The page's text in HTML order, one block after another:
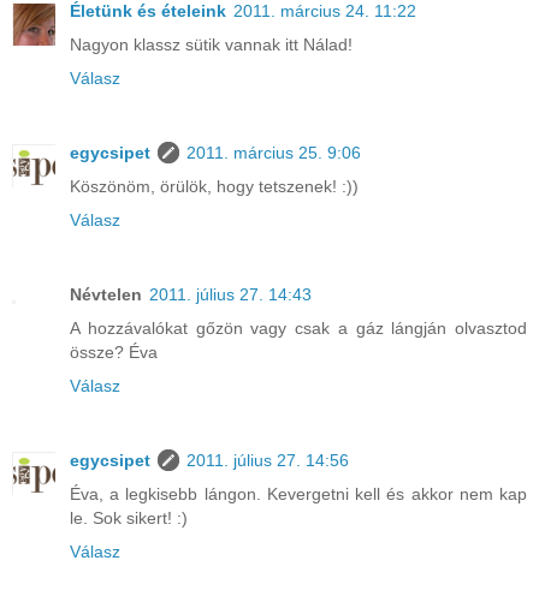
Életünk és ételeink 2011. március 24. 11:22
Nagyon klassz sütik vannak itt Nálad!
Válasz
egycsipet
2011. március 25. 9:06
Köszönöm, örülök, hogy tetszenek! :))
Válasz
Névtelen 2011. július 27. 14:43
A hozzávalókat gőzön vagy csak a gáz lángján olvasztod
össze? Éva
Válasz
egycsipet
2011. július 27. 14:56
Éva, a legkisebb lángon. Kevergetni kell és akkor nem kap
le. Sok sikert! :)
Válasz